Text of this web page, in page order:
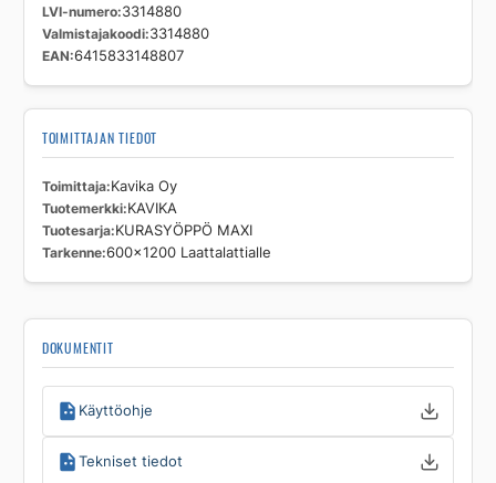
LVI-numero 3314880
Valmistajakoodi 3314880
EAN 6415833148807
TOIMITTAJAN TIEDOT
Toimittaja Kavika Oy
Tuotemerkki KAVIKA
Tuotesarja KURASYÖPPÖ MAXI
Tarkenne 600x1200 Laattalattialle
DOKUMENTIT
Käyttöohje
Tekniset tiedot